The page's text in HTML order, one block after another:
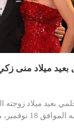
ميلاد منى
بعيد ميلاد زوجته
نوفمبر، موجهاً…